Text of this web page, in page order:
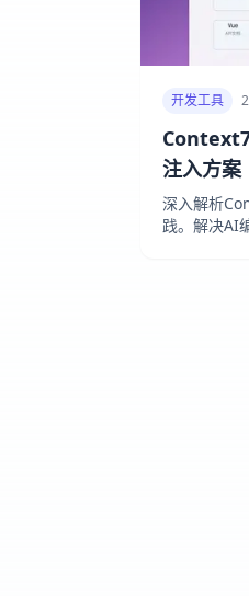
开发工具
注入方案
深入解析
践。解决AI